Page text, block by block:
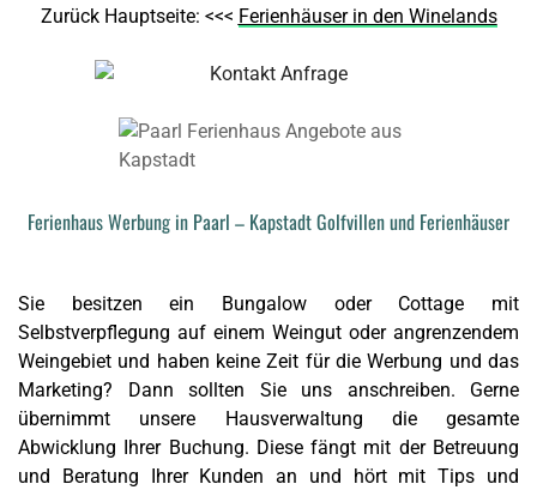
Zurück Hauptseite: <<< Ferienhäuser in den Winelands
Ferienhaus Werbung in Paarl – Kapstadt Golfvillen und Ferienhäuser
Sie besitzen ein Bungalow oder Cottage mit
Selbstverpflegung auf einem Weingut oder angrenzendem
Weingebiet und haben keine Zeit für die Werbung und das
Marketing? Dann sollten Sie uns anschreiben. Gerne
übernimmt unsere Hausverwaltung die gesamte
Abwicklung Ihrer Buchung. Diese fängt mit der Betreuung
und Beratung Ihrer Kunden an und hört mit Tips und